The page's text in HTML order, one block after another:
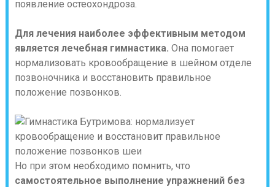
появление остеохондроза.
Для лечения наиболее эффективным методом
является лечебная гимнастика. Она помогает
нормализовать кровообращение в шейном отделе
позвоночника и восстановить правильное
положение позвонков.
Но при этом необходимо помнить, что
самостоятельное выполнение упражнений без